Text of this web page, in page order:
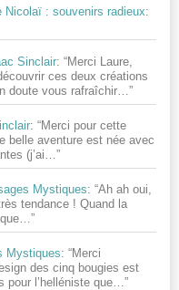
Nicolaï : souvenirs radieux:
Sinclair: “Merci Laure,
ces deux créations
doute vous rafraîchir… ”
: “Merci pour cette
belle aventure est née avec
(j’ai… ”
Mystiques: “Ah ah oui,
tendance ! Quand la
”
Mystiques: “Merci
des cinq bougies est
l’helléniste que… ”